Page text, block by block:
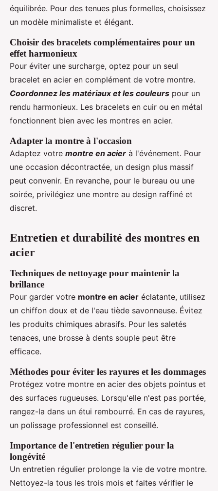
équilibrée. Pour des tenues plus formelles, choisissez
un modèle minimaliste et élégant.
Choisir des bracelets complémentaires pour un
effet harmonieux
Pour éviter une surcharge, optez pour un seul
bracelet en acier en complément de votre montre.
Coordonnez les matériaux et les couleurs pour un
rendu harmonieux. Les bracelets en cuir ou en métal
fonctionnent bien avec les montres en acier.
Adapter la montre à l'occasion
Adaptez votre montre en acier à l'événement. Pour
une occasion décontractée, un design plus massif
peut convenir. En revanche, pour le bureau ou une
soirée, privilégiez une montre au design raffiné et
discret.
Entretien et durabilité des montres en
acier
Techniques de nettoyage pour maintenir la
brillance
Pour garder votre montre en acier éclatante, utilisez
un chiffon doux et de l'eau tiède savonneuse. Évitez
les produits chimiques abrasifs. Pour les saletés
tenaces, une brosse à dents souple peut être
efficace.
Méthodes pour éviter les rayures et les dommages
Protégez votre montre en acier des objets pointus et
des surfaces rugueuses. Lorsqu'elle n'est pas portée,
rangez-la dans un étui rembourré. En cas de rayures,
un polissage professionnel est conseillé.
Importance de l'entretien régulier pour la
longévité
Un entretien régulier prolonge la vie de votre montre.
Nettoyez-la tous les trois mois et faites vérifier le